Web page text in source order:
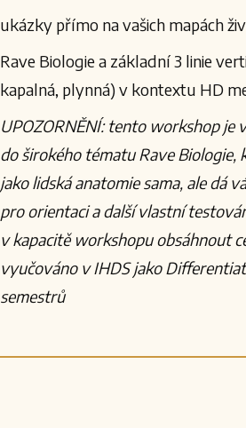
ukázky přímo na vašich mapách
Rave Biologie a základní 3 linie
kapalná, plynná) v kontextu HD
UPOZORNĚNÍ: tento workshop je
do širokého tématu Rave Biologie,
jako lidská anatomie sama, ale dá
pro orientaci a další vlastní
v kapacitě workshopu obsáhnout
vyučováno v IHDS jako
semestrů